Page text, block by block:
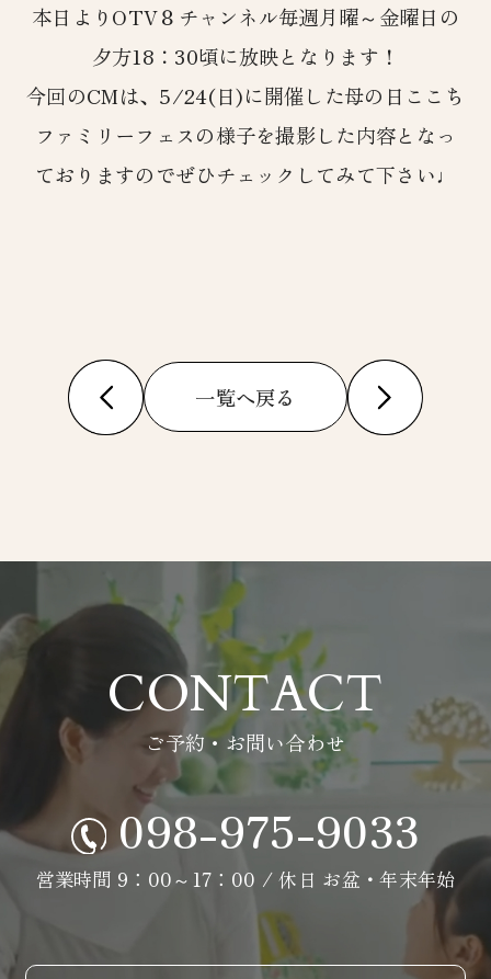
本日よりOTV８チャンネル毎週月曜～金曜日の
夕方18：30頃に放映となります！
今回のCMは、5/24(日)に開催した母の日ここち
ファミリーフェスの様子を撮影した内容となっ
ておりますのでぜひチェックしてみて下さい♩
一覧へ戻る
CONTACT
ご予約・お問い合わせ
098-975-9033
営業時間 9：00～17：00 / 休日 お盆・年末年始